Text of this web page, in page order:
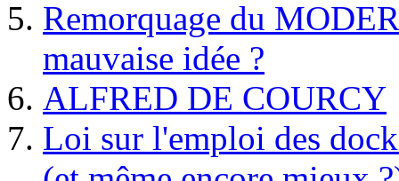
Remorquage du
mauvaise idée ?
ALFRED DE COURCY
Loi sur l'emploi des